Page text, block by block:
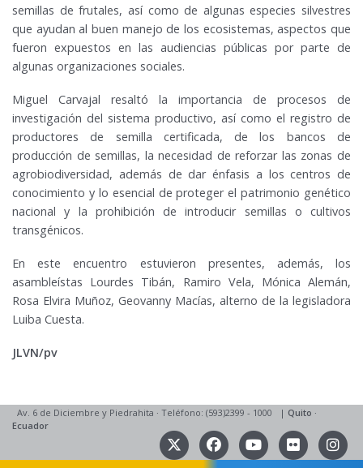
semillas de frutales, así como de algunas especies silvestres
que ayudan al buen manejo de los ecosistemas, aspectos que
fueron expuestos en las audiencias públicas por parte de
algunas organizaciones sociales.
Miguel Carvajal resaltó la importancia de procesos de
investigación del sistema productivo, así como el registro de
productores de semilla certificada, de los bancos de
producción de semillas, la necesidad de reforzar las zonas de
agrobiodiversidad, además de dar énfasis a los centros de
conocimiento y lo esencial de proteger el patrimonio genético
nacional y la prohibición de introducir semillas o cultivos
transgénicos.
En este encuentro estuvieron presentes, además, los
asambleístas Lourdes Tibán, Ramiro Vela, Mónica Alemán,
Rosa Elvira Muñoz, Geovanny Macías, alterno de la legisladora
Luiba Cuesta.
JLVN/pv
Av. 6 de Diciembre y Piedrahita · Teléfono: (593)2399 - 1000 | Quito ·
Ecuador